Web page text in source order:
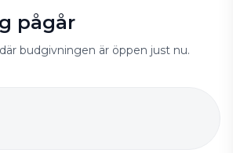
pågår
budgivningen är öppen just nu.